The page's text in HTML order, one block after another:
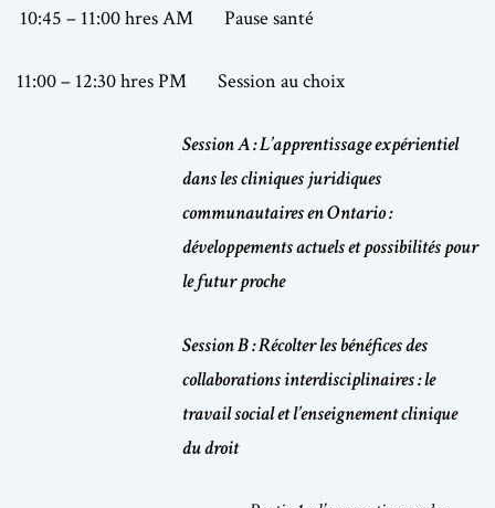
10:45 – 11:00 hres AM Pause santé
11:00 – 12:30 hres PM Session au choix
Session A : L’apprentissage expérientiel
dans les cliniques juridiques
communautaires en Ontario :
développements actuels et possibilités pour
le futur proche
Session B : Récolter les bénéfices des
collaborations interdisciplinaires : le
travail social et l’enseignement clinique
du droit